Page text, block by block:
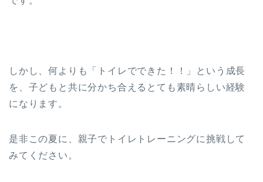
しかし、何よりも「トイレでできた！！」という成長
を、子どもと共に分かち合えるとても素晴らしい経験
になります。
是非この夏に、親子でトイレトレーニングに挑戦して
みてください。